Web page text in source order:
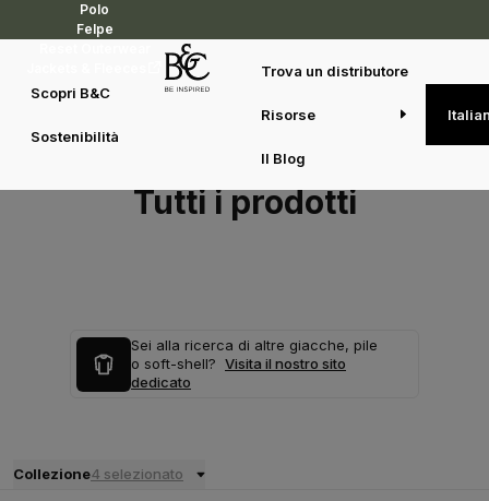
Polo
Felpe
Scopri B&C
Sostenibilità
Trova un distributore
Risorse
Il Blog
Tutti i prodotti
Sei alla ricerca di altre giacche, pile
o soft-shell? Visita il nostro sito
dedicato
Collezione4 selezionato